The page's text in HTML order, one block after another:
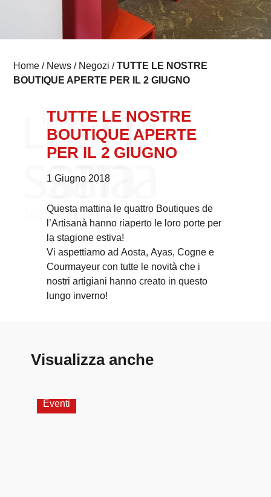
Home / News / Negozi /TUTTE LE NOSTRE
BOUTIQUE APERTE PER IL 2 GIUGNO
TUTTE LE NOSTRE
BOUTIQUE APERTE
PER IL 2 GIUGNO
1 Giugno 2018
Questa mattina le quattro Boutiques de
l’Artisanà hanno riaperto le loro porte per
la stagione estiva!
Vi aspettiamo ad Aosta, Ayas, Cogne e
Courmayeur con tutte le novità che i
nostri artigiani hanno creato in questo
lungo inverno!
Visualizza anche
Eventi